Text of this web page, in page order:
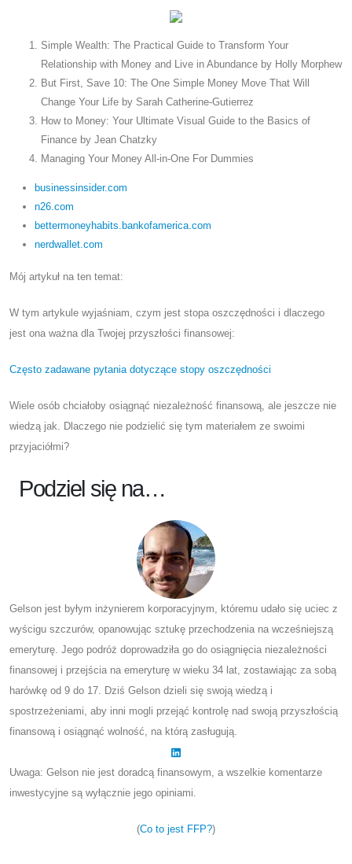
Simple Wealth: The Practical Guide to Transform Your
Relationship with Money and Live in Abundance by Holly Morphew
But First, Save 10: The One Simple Money Move That Will
Change Your Life by Sarah Catherine-Gutierrez
How to Money: Your Ultimate Visual Guide to the Basics of
Finance by Jean Chatzky
Managing Your Money All-in-One For Dummies
businessinsider.com
n26.com
bettermoneyhabits.bankofamerica.com
nerdwallet.com
Mój artykuł na ten temat:
W tym artykule wyjaśniam, czym jest stopa oszczędności i dlaczego
jest ona ważna dla Twojej przyszłości finansowej:
Często zadawane pytania dotyczące stopy oszczędności
Wiele osób chciałoby osiągnąć niezależność finansową, ale jeszcze nie
wiedzą jak. Dlaczego nie podzielić się tym materiałem ze swoimi
przyjaciółmi?
Podziel się na…
Gelson jest byłym inżynierem korporacyjnym, któremu udało się uciec z
wyścigu szczurów, opanowując sztukę przechodzenia na wcześniejszą
emeryturę. Jego podróż doprowadziła go do osiągnięcia niezależności
finansowej i przejścia na emeryturę w wieku 34 lat, zostawiając za sobą
harówkę od 9 do 17. Dziś Gelson dzieli się swoją wiedzą i
spostrzeżeniami, aby inni mogli przejąć kontrolę nad swoją przyszłością
finansową i osiągnąć wolność, na którą zasługują.
Uwaga: Gelson nie jest doradcą finansowym, a wszelkie komentarze
inwestycyjne są wyłącznie jego opiniami.
(Co to jest FFP?)